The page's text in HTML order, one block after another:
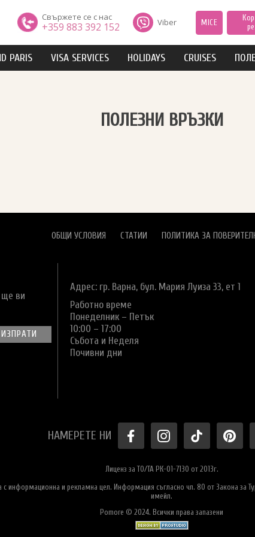
Свържете се с нас
+359 883 392 152 Viber MICE
PARIS VISA SERVICES HOLIDAYS CRUISES
ПОЛЕЗНИ ВРЪЗКИ
ОБЩИ УСЛОВИЯ СТАТИИ ПОЛИТИКА ЗА
ще ви
Адрес: гр. Варна, бул. Мария Луиза 33, ет 1
Работно време
Понеделник – Петък
10:00 – 17:00
Събота и Неделя
Почивни дни
НАМЕРЕТЕ НИ
Лиценз за ТО/ТА РК-01-7130 от 2013г.
с информационна и рекламна цел. Информация съгласно чл. 80 от Закона
имейл.
Pomore © 2024. Всички права запазени